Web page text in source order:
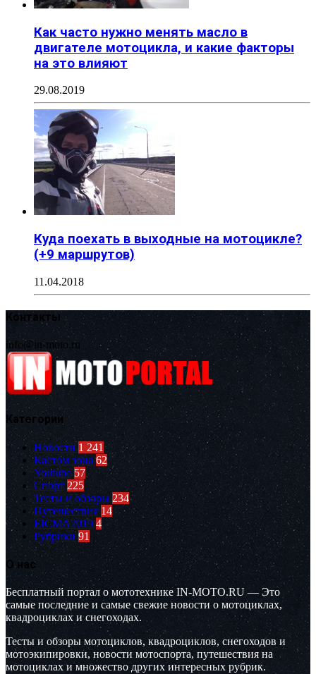
Как часто нужно менять масло в
двигателе мотоцикла, и какие факторы
на это влияют
29.08.2019
Куда поехать в выходные на мотоцикле?
(+9 маршрутов)
11.04.2018
Контакты
info@in-moto.ru
Категории
Новости 1 241
Кастом зона 62
Youtube 57
Спорт 225
Тесты и обзоры 234
Путешествия 14
EICMA2019 4
Рубрики 91
О нас
Бесплатный портал о мототехнике IN-MOTO.RU — Это
самые последние и самые свежие новости о мотоциклах,
квадроциклах и снегоходах.
Тесты и обзоры мотоциклов, квадроциклов, снегоходов и
мотоэкипировки, новости мотоспорта, путешествия на
мотоциклах и множество других интересных рубрик.